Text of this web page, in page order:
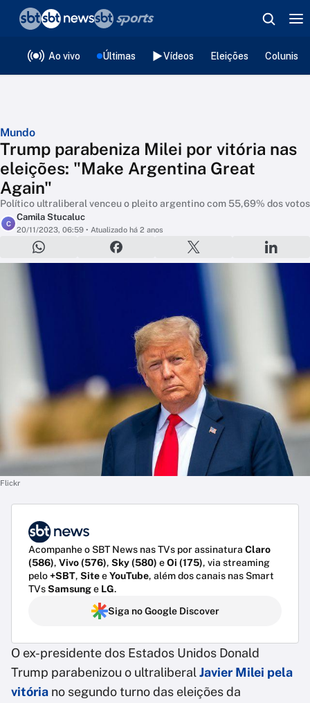
Ao vivo Últimas Vídeos Eleições
Mundo
Trump parabeniza Milei por vitória nas
eleições: "Make Argentina Great
Again"
Político ultraliberal venceu o pleito argentino com 55,69% dos votos
C
Camila Stucaluc
20/11/2023, 06:59 • Atualizado há 2 anos
Flickr
Acompanhe o SBT News nas TVs por assinatura Claro
(586), Vivo (576), Sky (580) eOi (175), via streaming
pelo+SBT, SiteeYouTube, além dos canais nas Smart
TVsSamsunge LG.
Siga no Google Discover
O ex-presidente dos Estados Unidos Donald
Trump parabenizou o ultraliberalJavier Milei pela
vitória no segundo turno das eleições da
❮voltar
Editorias